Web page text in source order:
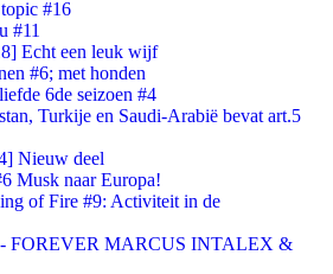
#16
#11
Echt een leuk wijf
#6; met honden
6de seizoen #4
Turkije en Saudi-Arabië bevat art.5
Nieuw deel
Musk naar Europa!
of Fire #9: Activiteit in de
- FOREVER MARCUS INTALEX &